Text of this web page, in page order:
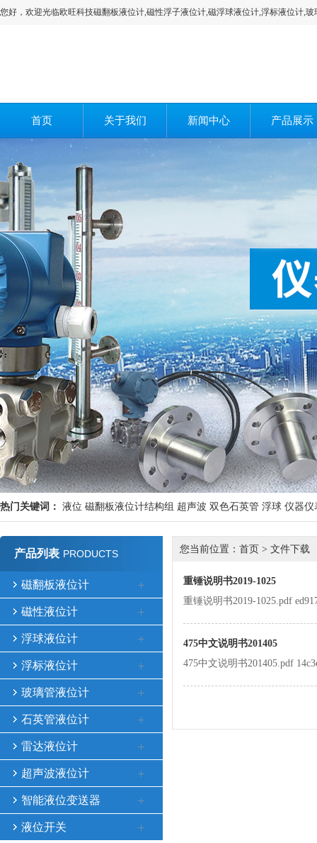
您好，欢迎光临欧旺科技磁翻板液位计,磁性浮子液位计,磁浮球液位计,浮标液位计,
首页 关于我们 新闻中心 产品展示
热门关键词： 液位 磁翻板液位计结构组 超声波 双色石英管 浮球 仪器仪
产品列表 PRODUCTS
磁翻板液位计
磁性液位计
浮球液位计
浮标液位计
玻璃管液位计
石英管液位计
雷达液位计
超声波液位计
智能液位变送器
液位开关
您当前位置： 首页 > 文件下载
重锤说明书2019-1025
重锤说明书2019-1025.pdf
475中文说明书201405
475中文说明书201405.pdf